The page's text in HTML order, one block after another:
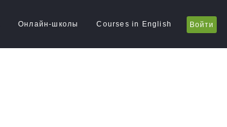
Онлайн-школы Courses in English Войти